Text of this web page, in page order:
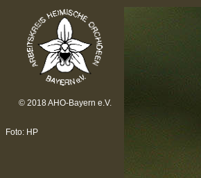
© 2018 AHO-Bayern e.V.
Foto: HP